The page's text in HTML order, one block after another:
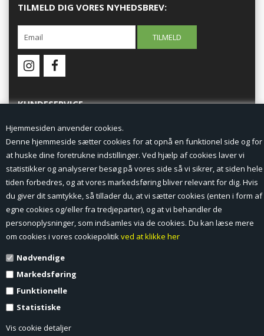
Hjemmesiden anvender cookies.
Denne hjemmeside sætter cookies for at opnå en funktionel side og for
at huske dine foretrukne indstillinger. Ved hjælp af cookies laver vi
statistikker og analyserer besøg på vores side så vi sikrer, at siden hele
tiden forbedres, og at vores markedsføring bliver relevant for dig. Hvis
du giver dit samtykke, så tillader du, at vi sætter cookies (enten i form af
egne cookies og/eller fra tredjeparter), og at vi behandler de
personoplysninger, som indsamles via de cookies. Du kan læse mere
om cookies i vores cookiepolitikved at klikke her
Nødvendige
Markedsføring
Funktionelle
Statistiske
Vis cookie detaljer
TILMELD DIG VORES NYHEDSBREV:
KUNDESERVICE
Min Konto
Nyheder
Vilkår og betingelser
Profil
Erhverv log ind (B2B)
Kontakt
Favorit